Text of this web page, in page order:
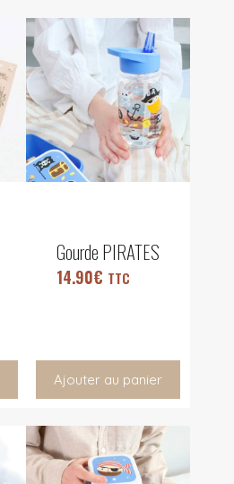
Gourde PIRATES
14.90€ TTC
Ajouter au panier